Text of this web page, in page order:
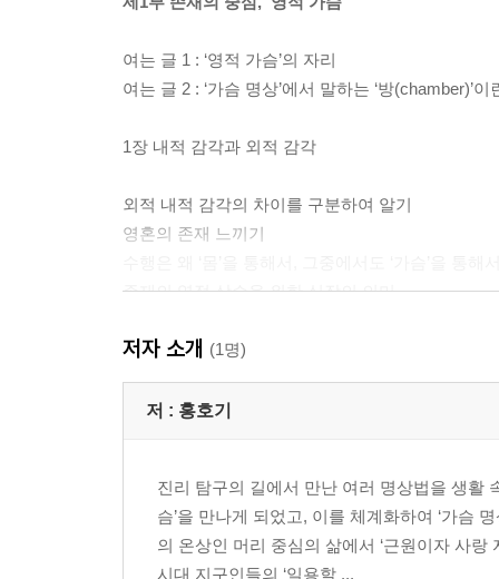
여는 글 1 : ‘영적 가슴’의 자리
여는 글 2 : ‘가슴 명상’에서 말하는 ‘방(chamber)’이
1장 내적 감각과 외적 감각
외적 내적 감각의 차이를 구분하여 알기
영혼의 존재 느끼기
존재의 영적 상승을 위한 심장의 의미
-‘무조건의 사랑’이 지금 여기에서 살아 숨쉬는 자리
존재의 본질로서의 사랑
사랑으로 하나됨
우주 보편적 사랑 - 사랑을 배우러 다시 온다
‘사랑의 방’ 체험기 ① - 내면의 고립에서 연결로
저자 소개 (1명)
저 : 홍호기
진리 탐구의 길에서 만난 여러 명상법을 생활
슴’을 만나게 되었고, 이를 체계화하여 ‘가슴
의 온상인 머리 중심의 삶에서 ‘근원이자 사
시대 지구인들의 ‘일용할 ...